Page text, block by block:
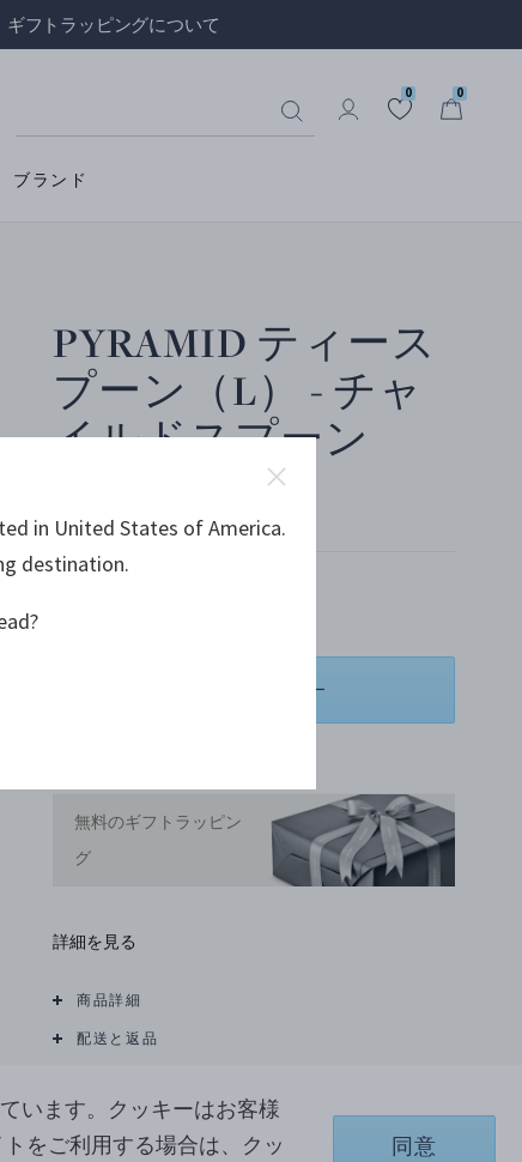
ギフトラッピングについて
0 0
ブランド
PYRAMID ティース
プーン（L） - チャ
イルドスプーン
スターリングシルバー
スペシャルオーダー
無料のギフトラッピン
グ
詳細を見る
商品詳細
配送と返品
来店予約をする
います。クッキーはお客様
をご利用する場合は、クッ
同意
in United States of America.
destination.